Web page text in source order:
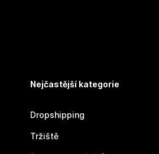
Nejčastější kategorie
Dropshipping
Tržiště